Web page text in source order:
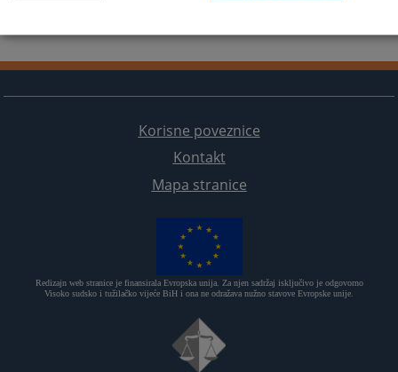
Korisne poveznice
Kontakt
Mapa stranice
Redizajn web stranice je finansirala Evropska unija. Za njen sadržaj isključivo je odgovorno
Visoko sudsko i tužilačko vijeće BiH i ona ne odražava nužno stavove Evropske unije.